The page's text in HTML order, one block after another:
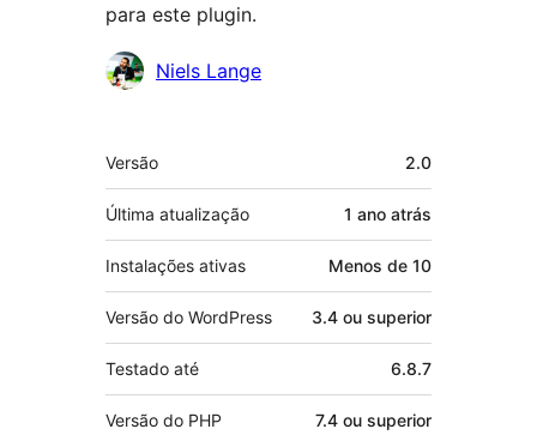
para este plugin.
Colaboradores
Niels Lange
Meta
Versão 2.0
Última atualização 1 ano atrás
Instalações ativas Menos de 10
Versão do WordPress 3.4 ou superior
Testado até 6.8.7
Versão do PHP 7.4 ou superior